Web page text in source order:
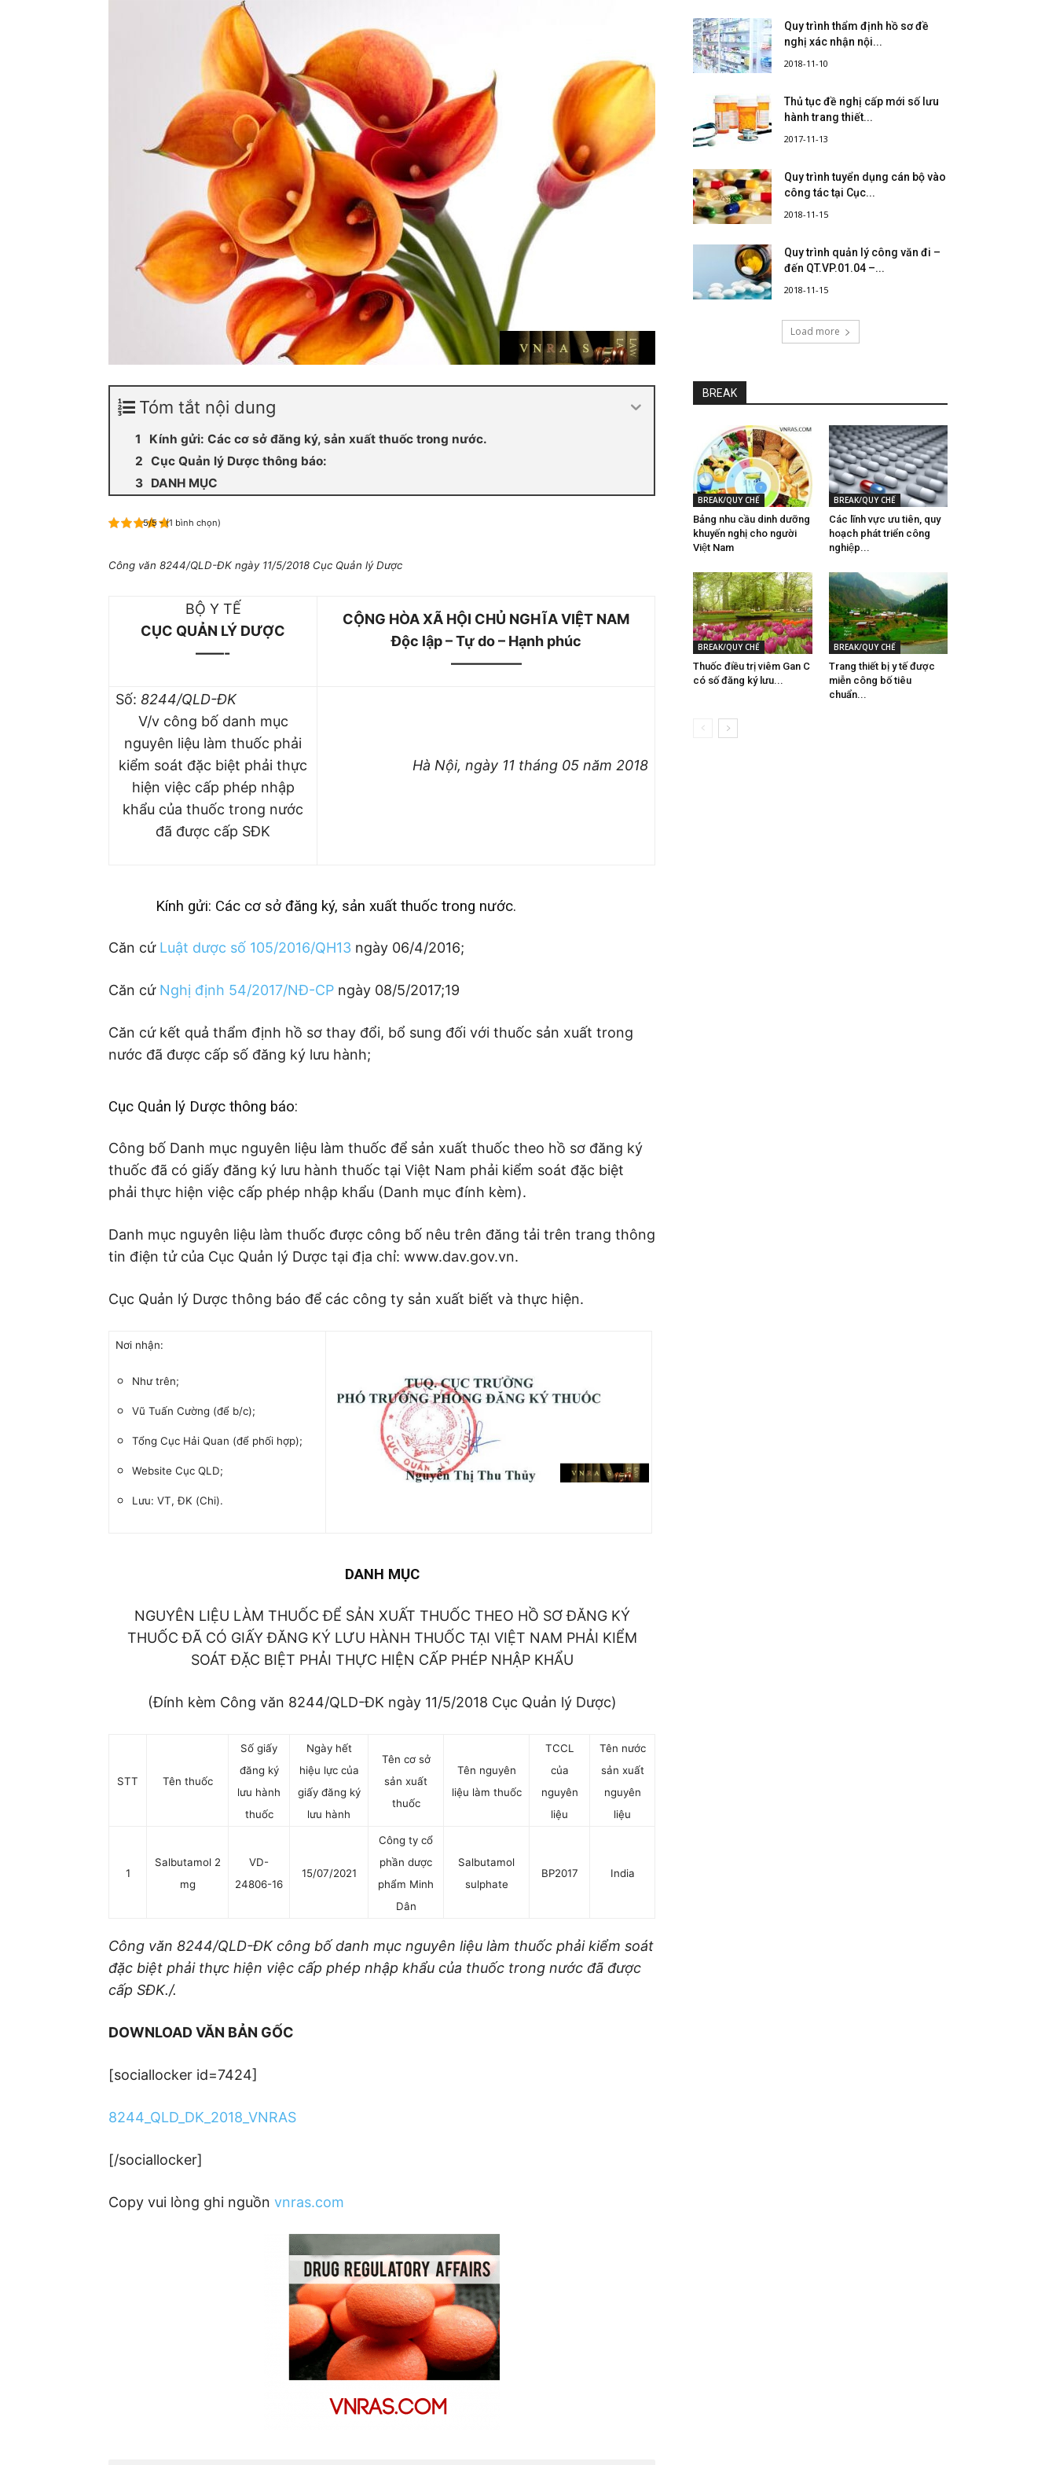
Tóm tắt nội dung
Kính gửi: Các cơ sở đăng ký, sản xuất thuốc trong nước.
Cục Quản lý Dược thông báo:
DANH MỤC
5/5 - (1 bình chọn)
Công văn 8244/QLD-ĐK ngày 11/5/2018 Cục Quản lý Dược
BỘ Y TẾ
CỤC QUẢN LÝ DƯỢC
——-
CỘNG HÒA XÃ HỘI CHỦ NGHĨA VIỆT NAM
Độc lập – Tự do – Hạnh phúc
—————
Số: 8244/QLD-ĐK
V/v công bố danh mục
nguyên liệu làm thuốc phải
kiểm soát đặc biệt phải thực
hiện việc cấp phép nhập
khẩu của thuốc trong nước
đã được cấp SĐK
Hà Nội, ngày 11 tháng 05 năm 2018
Kính gửi: Các cơ sở đăng ký, sản xuất thuốc trong nước.
Căn cứ Luật dược số 105/2016/QH13 ngày 06/4/2016;
Căn cứ Nghị định 54/2017/NĐ-CP ngày 08/5/2017;19
Căn cứ kết quả thẩm định hồ sơ thay đổi, bổ sung đối với thuốc sản xuất trong
nước đã được cấp số đăng ký lưu hành;
Cục Quản lý Dược thông báo:
Công bố Danh mục nguyên liệu làm thuốc để sản xuất thuốc theo hồ sơ đăng ký
thuốc đã có giấy đăng ký lưu hành thuốc tại Việt Nam phải kiểm soát đặc biệt
phải thực hiện việc cấp phép nhập khẩu (Danh mục đính kèm).
Danh mục nguyên liệu làm thuốc được công bố nêu trên đăng tải trên trang thông
tin điện tử của Cục Quản lý Dược tại địa chỉ: www.dav.gov.vn.
Cục Quản lý Dược thông báo để các công ty sản xuất biết và thực hiện.
Nơi nhận:
Như trên;
Vũ Tuấn Cường (để b/c);
Tổng Cục Hải Quan (để phối hợp);
Website Cục QLD;
Lưu: VT, ĐK (Chi).
DANH MỤC
NGUYÊN LIỆU LÀM THUỐC ĐỂ SẢN XUẤT THUỐC THEO HỒ SƠ ĐĂNG KÝ
THUỐC ĐÃ CÓ GIẤY ĐĂNG KÝ LƯU HÀNH THUỐC TẠI VIỆT NAM PHẢI KIỂM
SOÁT ĐẶC BIỆT PHẢI THỰC HIỆN CẤP PHÉP NHẬP KHẨU
(Đính kèm Công văn 8244/QLD-ĐK ngày 11/5/2018 Cục Quản lý Dược)
STT Tên thuốc
Số giấy
đăng ký
lưu hành
thuốc
Ngày hết
hiệu lực của
giấy đăng ký
lưu hành
Tên cơ sở
sản xuất
thuốc
Tên nguyên
liệu làm thuốc
TCCL
của
nguyên
liệu
Tên nước
sản xuất
nguyên
liệu
1
Salbutamol 2
mg
VD-
24806-16
15/07/2021
Công ty cổ
phần dược
phẩm Minh
Dân
Salbutamol
sulphate
BP2017 India
Công văn 8244/QLD-ĐK công bố danh mục nguyên liệu làm thuốc phải kiểm soát
đặc biệt phải thực hiện việc cấp phép nhập khẩu của thuốc trong nước đã được
cấp SĐK./.
DOWNLOAD VĂN BẢN GỐC
[sociallocker id=7424]
8244_QLD_DK_2018_VNRAS
[/sociallocker]
Copy vui lòng ghi nguồn vnras.com
Quy trình thẩm định hồ sơ đề
nghị xác nhận nội...
2018-11-10
Thủ tục đề nghị cấp mới số lưu
hành trang thiết...
2017-11-13
Quy trình tuyển dụng cán bộ vào
công tác tại Cục...
2018-11-15
Quy trình quản lý công văn đi –
đến QT.VP.01.04 –...
2018-11-15
Load more
BREAK
BREAK/QUY CHẾ
Bảng nhu cầu dinh dưỡng
khuyến nghị cho người
Việt Nam
BREAK/QUY CHẾ
Các lĩnh vực ưu tiên, quy
hoạch phát triển công
nghiệp...
BREAK/QUY CHẾ
Thuốc điều trị viêm Gan C
có số đăng ký lưu...
BREAK/QUY CHẾ
Trang thiết bị y tế được
miễn công bố tiêu
chuẩn...